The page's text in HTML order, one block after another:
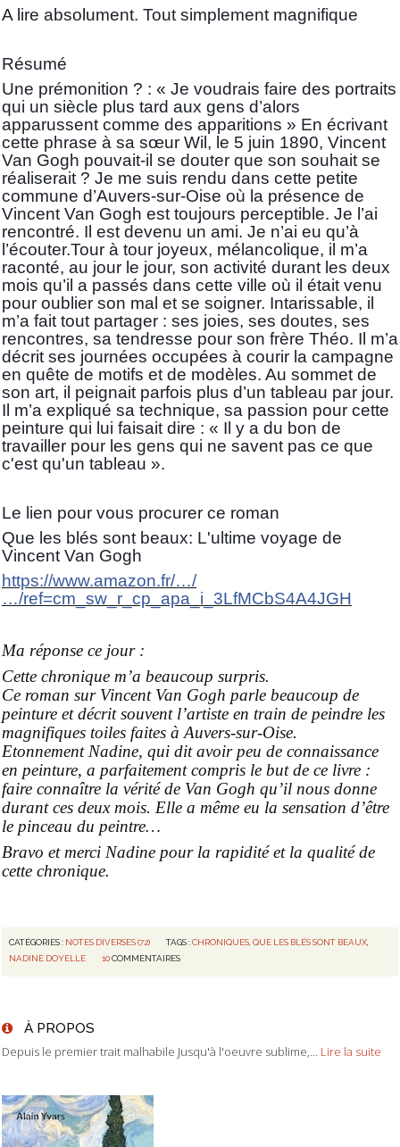
A lire absolument. Tout simplement magnifique
Résumé
Une prémonition ? : « Je voudrais faire des portraits
qui un siècle plus tard aux gens d’alors
apparussent comme des apparitions » En écrivant
cette phrase à sa sœur Wil, le 5 juin 1890, Vincent
Van Gogh pouvait-il se douter que son souhait se
réaliserait ? Je me suis rendu dans cette petite
commune d’Auvers-sur-Oise où la présence de
Vincent Van Gogh est toujours perceptible. Je l’ai
rencontré. Il est devenu un ami. Je n’ai eu qu’à
l’écouter.Tour à tour joyeux, mélancolique, il m’a
raconté, au jour le jour, son activité durant les deux
mois qu’il a passés dans cette ville où il était venu
pour oublier son mal et se soigner. Intarissable, il
m’a fait tout partager : ses joies, ses doutes, ses
rencontres, sa tendresse pour son frère Théo. Il m’a
décrit ses journées occupées à courir la campagne
en quête de motifs et de modèles. Au sommet de
son art, il peignait parfois plus d’un tableau par jour.
Il m’a expliqué sa technique, sa passion pour cette
peinture qui lui faisait dire : « Il y a du bon de
travailler pour les gens qui ne savent pas ce que
c'est qu'un tableau ».
Le lien pour vous procurer ce roman
Que les blés sont beaux: L'ultime voyage de
Vincent Van Gogh
https://www.amazon.fr/…/
…/ref=cm_sw_r_cp_apa_i_3LfMCbS4A4JGH
Ma réponse ce jour :
Cette chronique m’a beaucoup surpris.
Ce roman sur Vincent Van Gogh parle beaucoup de
peinture et décrit souvent l’artiste en train de peindre les
magnifiques toiles faites à Auvers-sur-Oise.
Etonnement Nadine, qui dit avoir peu de connaissance
en peinture, a parfaitement compris le but de ce livre :
faire connaître la vérité de Van Gogh qu’il nous donne
durant ces deux mois. Elle a même eu la sensation d’être
le pinceau du peintre…
Bravo et merci Nadine pour la rapidité et la qualité de
cette chronique.
CATÉGORIES : NOTES DIVERSES (72) TAGS :CHRONIQUES ,QUE LES BLÉS SONT BEAUX
NADINE DOYELLE
10 COMMENTAIRES
À PROPOS
Depuis le premier trait malhabile Jusqu'à l'oeuvre sublime,... Lire la suite